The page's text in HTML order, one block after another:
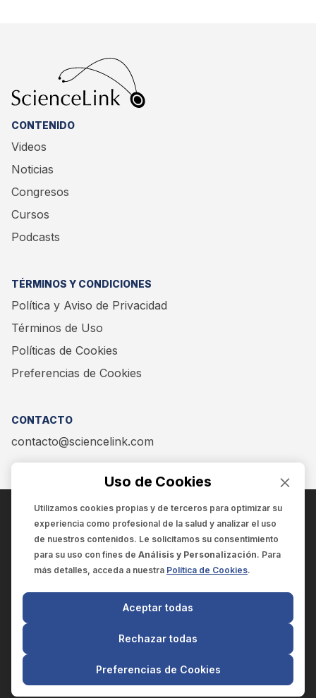
CONTENIDO
Videos
Noticias
Congresos
Cursos
Podcasts
TÉRMINOS Y CONDICIONES
Política y Aviso de Privacidad
Términos de Uso
Políticas de Cookies
Preferencias de Cookies
CONTACTO
contacto@sciencelink.com
ENCUÉNTRANOS EN:
SCIENCELINK
SCILINK COMUNICACIÓN CIENTÍFICA SC
El contenido y la información de este sitio web es exclusivo
para profesionales de la salud.
Uso de Cookies
Utilizamos cookies propias y de terceros para optimizar su
experiencia como profesional de la salud y analizar el uso
de nuestros contenidos. Le solicitamos su consentimiento
para su uso con fines de Análisis y Personalización. Para
más detalles, acceda a nuestra Política de Cookies.
Preferencias de Cookies
Rechazar todas
Aceptar todas